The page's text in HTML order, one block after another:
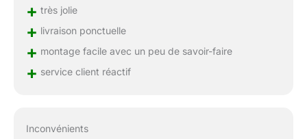
+ très jolie
+ livraison ponctuelle
+ montage facile avec un peu de savoir-faire
+ service client réactif
Inconvénients